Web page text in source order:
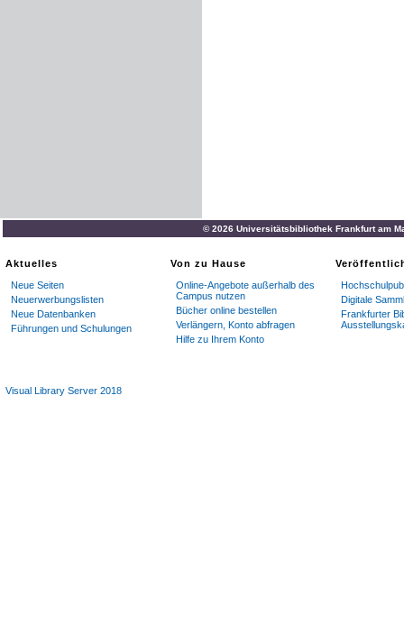
© 2026 Universitätsbibliothek Frankfurt am
Aktuelles
Neue Seiten
Neuerwerbungslisten
Neue Datenbanken
Führungen und Schulungen
Von zu Hause
Online-Angebote außerhalb des
Campus nutzen
Bücher online bestellen
Verlängern, Konto abfragen
Hilfe zu Ihrem Konto
Digitale
Frankfurter
Visual Library Server 2018